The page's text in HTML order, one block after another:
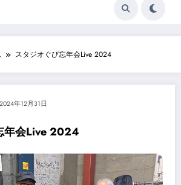
スタジオぐび忘年会Live 2024
2024年12月31日
年会Live 2024